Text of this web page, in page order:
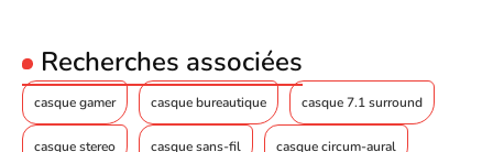
Recherches associées
casque gamer casque bureautique casque 7.1 surround
casque stereo casque sans-fil casque circum-aural